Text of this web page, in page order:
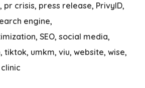
pr crisis press release PrivyID
engine
SEO social media
tiktok umkm viu website wise